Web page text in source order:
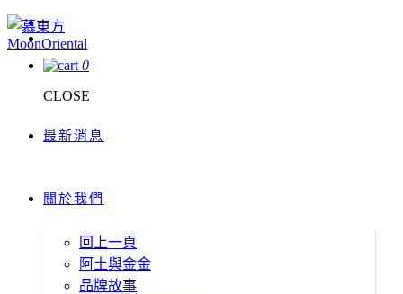
0
CLOSE
最新消息
關於我們
回上一頁
阿土與金金
品牌故事